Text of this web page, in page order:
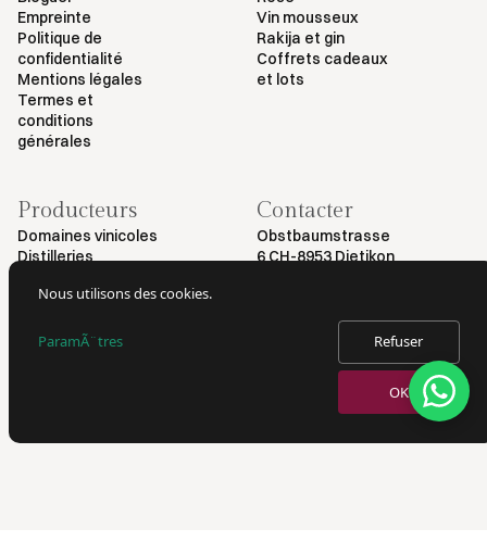
Empreinte
Politique de
confidentialité
Mentions légales
Termes et
conditions
générales
Vin mousseux
Rakija et gin
Coffrets cadeaux
et lots
Producteurs
Domaines vinicoles
Distilleries
Contacter
Obstbaumstrasse
6 CH-8953 Dietikon
VERKAUF VON ALKOHOL NUR AN PERSONEN AB 18 JAHREN.
Nous utilisons des cookies.
ParamÃ¨tres Refuser
OK